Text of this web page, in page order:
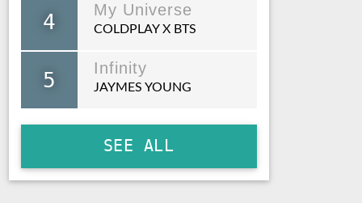
4 My Universe
COLDPLAY X BTS
5 Infinity
JAYMES YOUNG
SEE ALL